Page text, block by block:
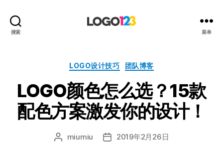
搜索
设
计
博
客
菜单
分
LOGO设计技巧 团队博客
LOGO颜色怎么选？15款
配色方案激发你的设计！
文 miumiu
发 2019年2月26日